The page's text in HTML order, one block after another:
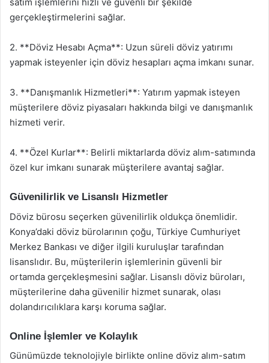
gerçekleştirmelerini sağlar.
2. **Döviz Hesabı Açma**: Uzun süreli döviz yatırımı
yapmak isteyenler için döviz hesapları açma imkanı sunar.
3. **Danışmanlık Hizmetleri**: Yatırım yapmak isteyen
müşterilere döviz piyasaları hakkında bilgi ve danışmanlık
hizmeti verir.
4. **Özel Kurlar**: Belirli miktarlarda döviz alım-satımında
özel kur imkanı sunarak müşterilere avantaj sağlar.
Güvenilirlik ve Lisanslı Hizmetler
Döviz bürosu seçerken güvenilirlik oldukça önemlidir.
Konya’daki döviz bürolarının çoğu, Türkiye Cumhuriyet
Merkez Bankası ve diğer ilgili kuruluşlar tarafından
lisanslıdır. Bu, müşterilerin işlemlerinin güvenli bir
ortamda gerçekleşmesini sağlar. Lisanslı döviz büroları,
müşterilerine daha güvenilir hizmet sunarak, olası
dolandırıcılıklara karşı koruma sağlar.
Online İşlemler ve Kolaylık
Günümüzde teknolojiyle birlikte online döviz alım-satım